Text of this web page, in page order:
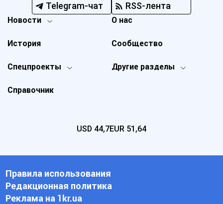
Telegram-чат RSS-лента
Новости
Спецпроекты Другие разделы
История
О нас
Справочник
Сообщество
USD 44,7EUR 51,64
Правила использования
Редакционная политика
Реклама на 1kr.ua